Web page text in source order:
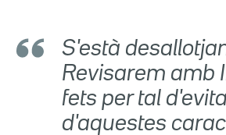
S'està
Revisarem amb
fets per tal
d'aquestes